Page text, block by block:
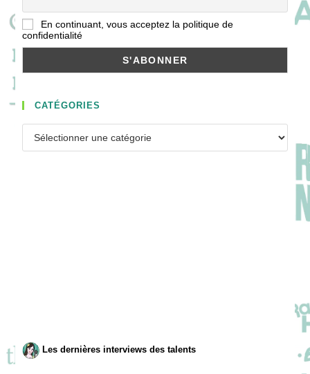
En continuant, vous acceptez la politique de
confidentialité
CATÉGORIES
Les dernières interviews des talents